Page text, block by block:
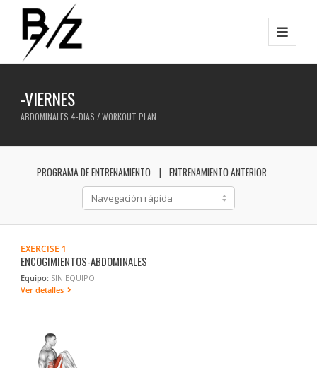
-VIERNES
ABDOMINALES 4-DIAS / WORKOUT PLAN
PROGRAMA DE ENTRENAMIENTO ENTRENAMIENTO ANTERIOR
EXERCISE 1
ENCOGIMIENTOS-ABDOMINALES
Equipo: SIN EQUIPO
Ver detalles